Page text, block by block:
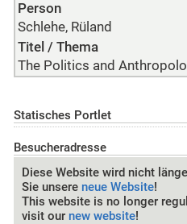
Person
Schlehe, Rüland
Titel / Thema
The Politics and
Statisches Portlet
Besucheradresse
Diese Website wird nicht
Sie unsere neue Website!
This website is no longer
visit our new website!